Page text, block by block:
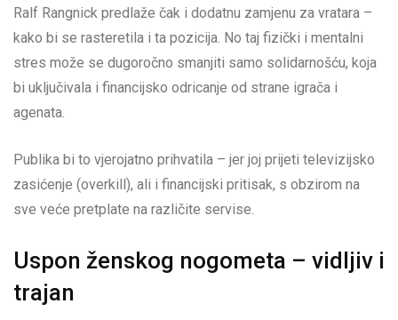
Ralf Rangnick predlaže čak i dodatnu zamjenu za vratara –
kako bi se rasteretila i ta pozicija. No taj fizički i mentalni
stres može se dugoročno smanjiti samo solidarnošću, koja
bi uključivala i financijsko odricanje od strane igrača i
agenata.
Publika bi to vjerojatno prihvatila – jer joj prijeti televizijsko
zasićenje (overkill), ali i financijski pritisak, s obzirom na
sve veće pretplate na različite servise.
Uspon ženskog nogometa – vidljiv i
trajan